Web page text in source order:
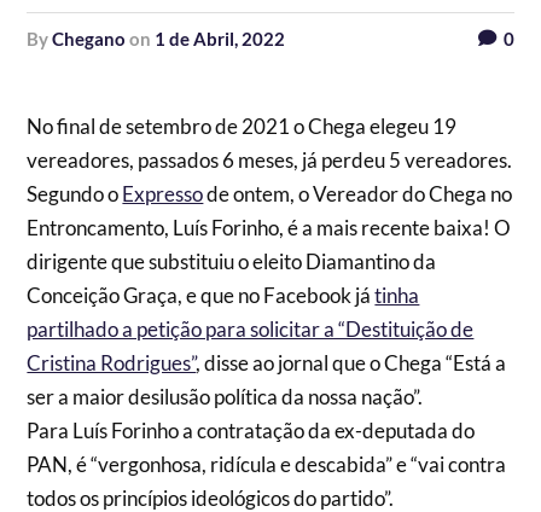
byChegano on 1 de Abril, 2022 0
No final de setembro de 2021 o Chega elegeu 19
vereadores, passados 6 meses, já perdeu 5 vereadores.
Segundo oExpressode ontem, o Vereador do Chega no
Entroncamento, Luís Forinho, é a mais recente baixa! O
dirigente que substituiu o eleito Diamantino da
Conceição Graça, e que no Facebook játinha
partilhado a petição para solicitar a “Destituição de
Cristina Rodrigues”, disse ao jornal que o Chega “Está a
ser a maior desilusão política da nossa nação”.
Para Luís Forinho a contratação da ex-deputada do
PAN, é “vergonhosa, ridícula e descabida” e “vai contra
todos os princípios ideológicos do partido”.